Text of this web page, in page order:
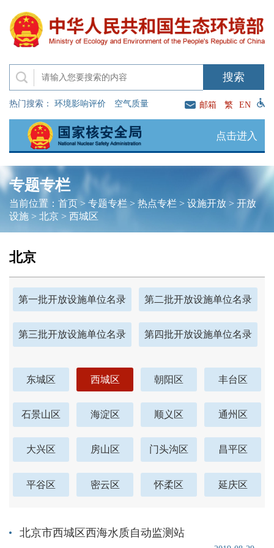
热门搜索： 环境影响评价 空气质量 邮箱 繁 EN
点击进入
专题专栏
当前位置： 首页> 专题专栏> 热点专栏 > 设施开放> 开放
设施> 北京> 西城区
北京
第一批开放设施单位名录 第二批开放设施单位名录
第三批开放设施单位名录 第四批开放设施单位名录
东城区 西城区 朝阳区 丰台区
石景山区 海淀区 顺义区 通州区
大兴区 房山区 门头沟区 昌平区
平谷区 密云区 怀柔区 延庆区
北京市西城区西海水质自动监测站